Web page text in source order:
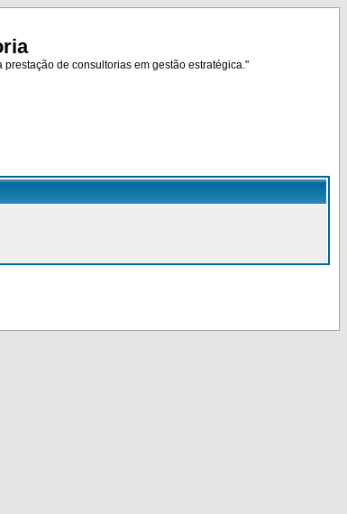
de consultorias em gestão estratégica."